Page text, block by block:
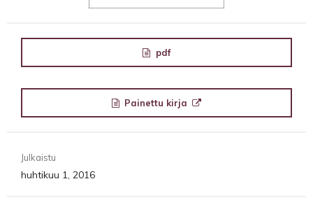
pdf
Painettu kirja
Julkaistu
huhtikuu 1, 2016